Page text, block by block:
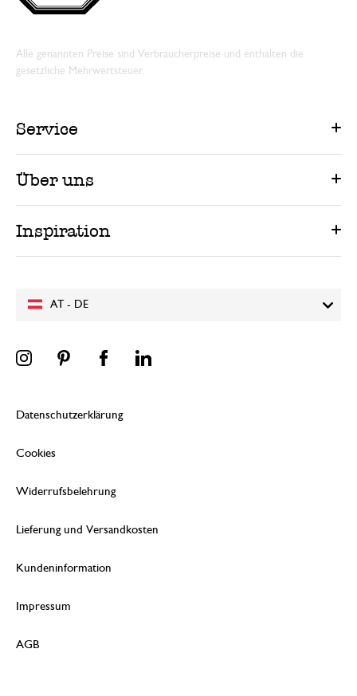
AT - DE
Alle genannten Preise sind Verbraucherpreise und enthalten die
gesetzliche Mehrwertsteuer.
Service
Über uns
Inspiration
Datenschutzerklärung
Cookies
Widerrufsbelehrung
Lieferung und Versandkosten
Kundeninformation
Impressum
AGB